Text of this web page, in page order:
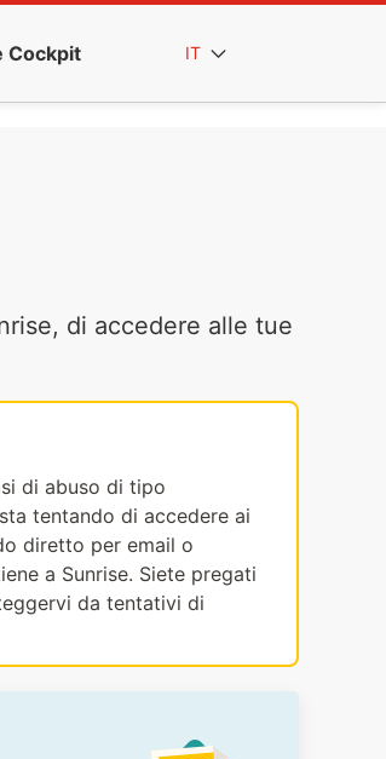
Cockpit IT
di accedere alle tue
di abuso di tipo
tentando di accedere ai
diretto per email o
a Sunrise. Siete pregati
da tentativi di